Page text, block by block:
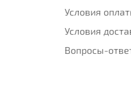
Условия
Условия
Вопросы-